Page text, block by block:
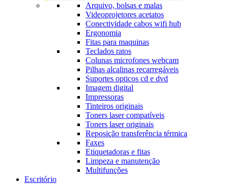
Arquivo, bolsas e malas
Videoprojetores acetatos
Conectividade cabos wifi hub
Ergonomia
Fitas para maquinas
Teclados ratos
Colunas microfones webcam
Pilhas alcalinas recarregáveis
Suportes opticos cd e dvd
Imagem digital
Impressoras
Tinteiros originais
Toners laser compatíveis
Toners laser originais
Reposição transferência térmica
Faxes
Etiquetadoras e fitas
Limpeza e manutenção
Multifunções
Escritório